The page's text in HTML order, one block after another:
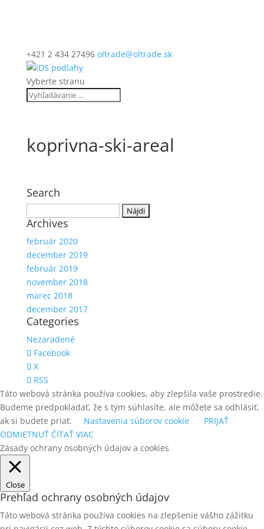
+421 2 434 27496 oltrade@oltrade.sk
Vyberte stranu
koprivna-ski-areal
Search
Archives
február 2020
december 2019
február 2019
november 2018
marec 2018
december 2017
Categories
Nezaradené
Facebook
X
RSS
Táto webová stránka používa cookies, aby zlepšila vaše prostredie.
Budeme predpokladať, že s tým súhlasíte, ale môžete sa odhlásiť,
ak si budete priať.
Nastavenia súborov cookie
PRIJAŤ
ODMIETNUŤ ČÍTAŤ VIAC
Zásady ochrany osobných údajov a cookies
Close
Prehľad ochrany osobných údajov
Táto webová stránka používa cookies na zlepšenie vášho zážitku